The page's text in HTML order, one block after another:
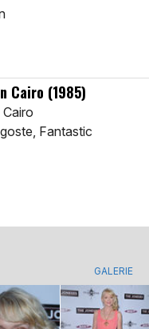
Cairo (1985)
Fantastic
GALERIE